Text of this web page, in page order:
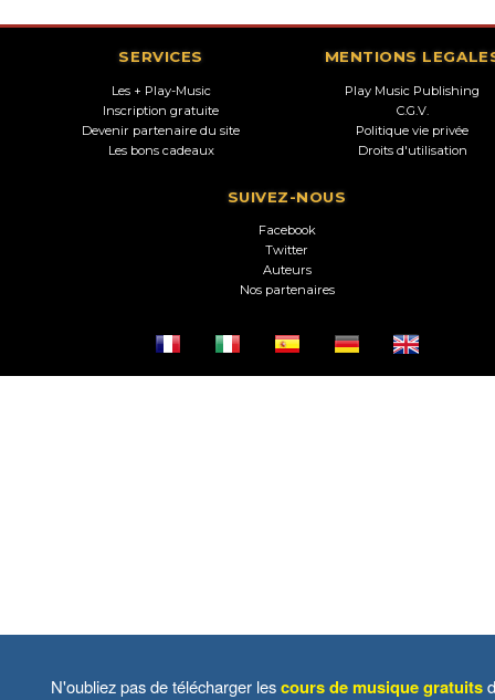
SERVICES
Les + Play-Music
Inscription gratuite
Devenir partenaire du site
Les bons cadeaux
MENTIONS
Play Music Publishing
C.G.V.
Politique vie privée
Droits d'utilisation
SUIVEZ-NOUS
Facebook
Twitter
Auteurs
Nos partenaires
N'oubliez pas de télécharger lescours de musique gratuits